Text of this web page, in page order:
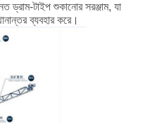
ড্রাম-টাইপ শুকানোর সরঞ্জাম, যা
ব্যবহার করে।